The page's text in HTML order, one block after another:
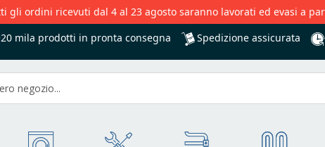
gli ordini ricevuti dal 4 al 23 agosto saranno lavorati ed evasi a
mila prodotti in pronta consegna Spedizione assicurata